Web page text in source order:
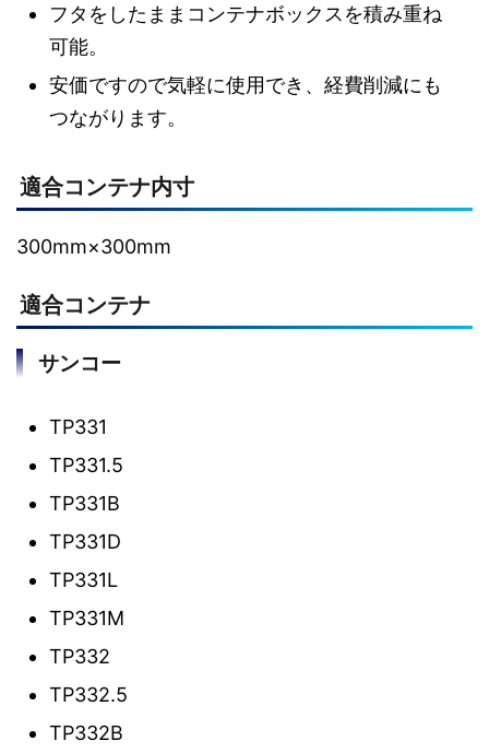
フタをしたままコンテナボックスを積み重ね
可能。
安価ですので気軽に使用でき、経費削減にも
つながります。
適合コンテナ内寸
300mm×300mm
適合コンテナ
サンコー
TP331
TP331.5
TP331B
TP331D
TP331L
TP331M
TP332
TP332.5
TP332B